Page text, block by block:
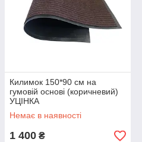
Килимок 150*90 см на
гумовій основі (коричневий)
УЦІНКА
Немає в наявності
1 400 ₴